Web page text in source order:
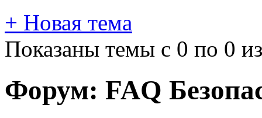
+ Новая тема
Показаны темы с 0 по 0
Форум: FAQ